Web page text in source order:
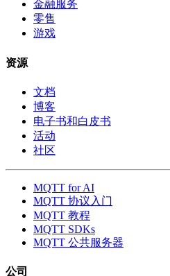
金融服务
零售
游戏
资源
文档
博客
电子书和白皮书
活动
社区
MQTT for AI
MQTT 协议入门
MQTT 教程
MQTT SDKs
MQTT 公共服务器
公司